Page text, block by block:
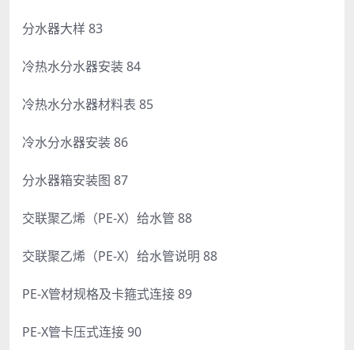
分水器大样 83
冷热水分水器安装 84
冷热水分水器材料表 85
冷水分水器安装 86
分水器箱安装图 87
交联聚乙烯（PE-X）给水管 88
交联聚乙烯（PE-X）给水管说明 88
PE-X管材规格及卡箍式连接 89
PE-X管卡压式连接 90